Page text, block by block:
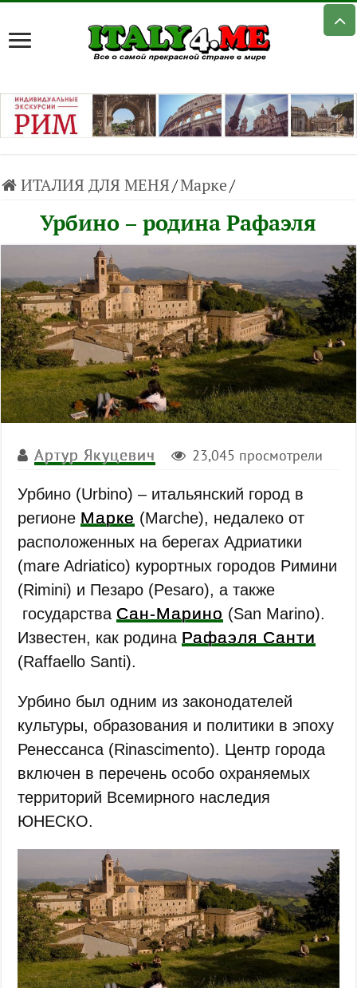
ИТАЛИЯ ДЛЯ МЕНЯ/Марке/
Урбино – родина Рафаэля
Артур Якуцевич 23,045 просмотрели
Урбино (Urbino) – итальянский город в
регионе Марке (Marche), недалеко от
расположенных на берегах Адриатики
(mare Adriatico) курортных городов Римини
(Rimini) и Пезаро (Pesaro), а также
государства Сан-Марино (San Marino).
Известен, как родина Рафаэля Санти
(Raffaello Santi).
Урбино был одним из законодателей
культуры, образования и политики в эпоху
Ренессанса (Rinascimento). Центр города
включен в перечень особо охраняемых
территорий Всемирного наследия
ЮНЕСКО.